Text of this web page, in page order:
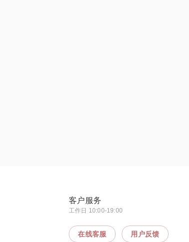
客户服务
工作日 10:00-19:00
在线客服 用户反馈